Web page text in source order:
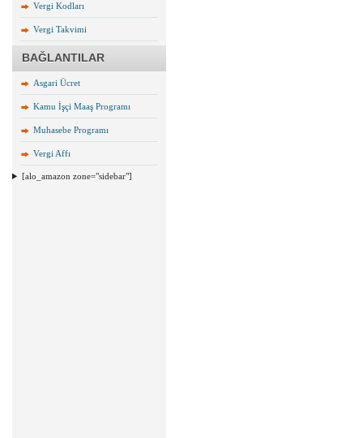
Vergi Kodları
Vergi Takvimi
BAĞLANTILAR
Asgari Ücret
Kamu İşçi Maaş Programı
Muhasebe Programı
Vergi Affı
[alo_amazon zone="sidebar"]